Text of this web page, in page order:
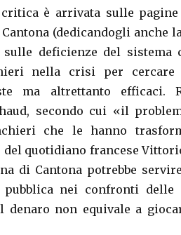
è arrivata sulle
(dedicandogli anche
deficienze del sistema
nella crisi per cercare
ma altrettanto efficaci.
secondo cui «il
che le hanno
quotidiano francese
di Cantona potrebbe
pubblica nei confronti delle
denaro non equivale a